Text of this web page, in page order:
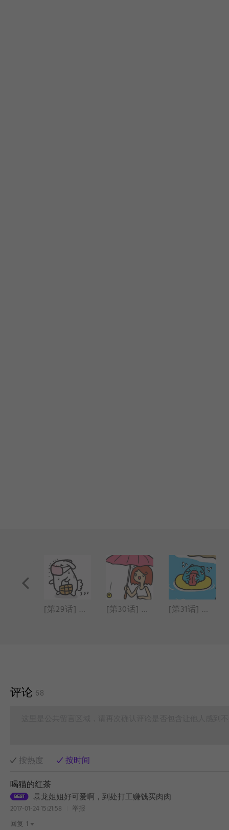
[第29话] 感冒 [第30话] 小鸡雨 [第31话] 海边
评论 68
按热度
按时间
喝猫的红茶
暴龙姐姐好可爱啊，到处打工赚钱买肉肉
2017-01-24 15:21:58
举报
回复 1